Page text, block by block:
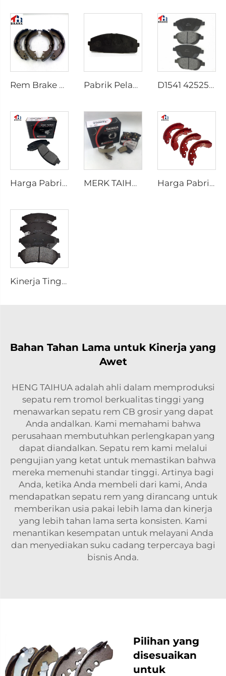
Rem Brake Shoes untuk HILUX VII Pickup OEM 04495-0K010 04495-28090 Pabrik Pelapis Rem D1434 Kd2605 Sesuai untuk Bus HIACE IV Toyota D1541 425253 Pabrik Supply Harga Rendah Aksesori Rem Cakram untuk peugeot 207 307
Harga Pabrik Bagian-bagian Otomotif Produsen Pelat Belakang Cakram Rem D2026 untuk Mobil Jepang MERK TAIHUA D1354 Produsen Pelat Rem Belakang Keramik Mobil Pembuatan Harga Pabrik OEM Dipesan Secara Khusus Semi Truk Mobil Rem Drum Sepatu untuk coaster SUZUKI
Kinerja Tinggi Otomotif Mobil Set Pelat Rem Keramik D1075 untuk PONTIAC
Bahan Tahan Lama untuk Kinerja yang
Awet
HENG TAIHUA adalah ahli dalam memproduksi
sepatu rem tromol berkualitas tinggi yang
menawarkan sepatu rem CB grosir yang dapat
Anda andalkan. Kami memahami bahwa
perusahaan membutuhkan perlengkapan yang
dapat diandalkan. Sepatu rem kami melalui
pengujian yang ketat untuk memastikan bahwa
mereka memenuhi standar tinggi. Artinya bagi
Anda, ketika Anda membeli dari kami, Anda
mendapatkan sepatu rem yang dirancang untuk
memberikan usia pakai lebih lama dan kinerja
yang lebih tahan lama serta konsisten. Kami
menantikan kesempatan untuk melayani Anda
dan menyediakan suku cadang terpercaya bagi
bisnis Anda.
Pilihan yang
disesuaikan
untuk